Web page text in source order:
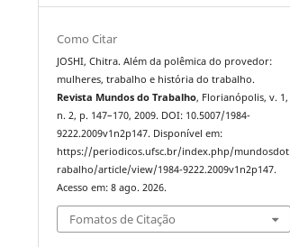
Como Citar
JOSHI, Chitra. Além da polêmica do provedor:
mulheres, trabalho e história do trabalho.
Revista Mundos do Trabalho, Florianópolis, v. 1,
n. 2, p. 147–170, 2009. DOI: 10.5007/1984-
9222.2009v1n2p147. Disponível em:
https://periodicos.ufsc.br/index.php/mundosdot
rabalho/article/view/1984-9222.2009v1n2p147.
Acesso em: 8 ago. 2026.
Fomatos de Citação